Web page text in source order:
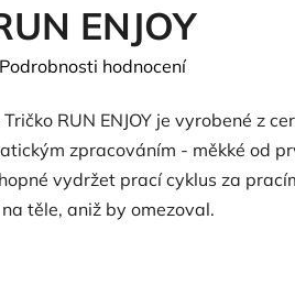
ENJOY
Podrobnosti hodnocení
RUN ENJOY je vyrobené z
zpracováním - měkké od
vydržet prací cyklus za
těle, aniž by omezoval.